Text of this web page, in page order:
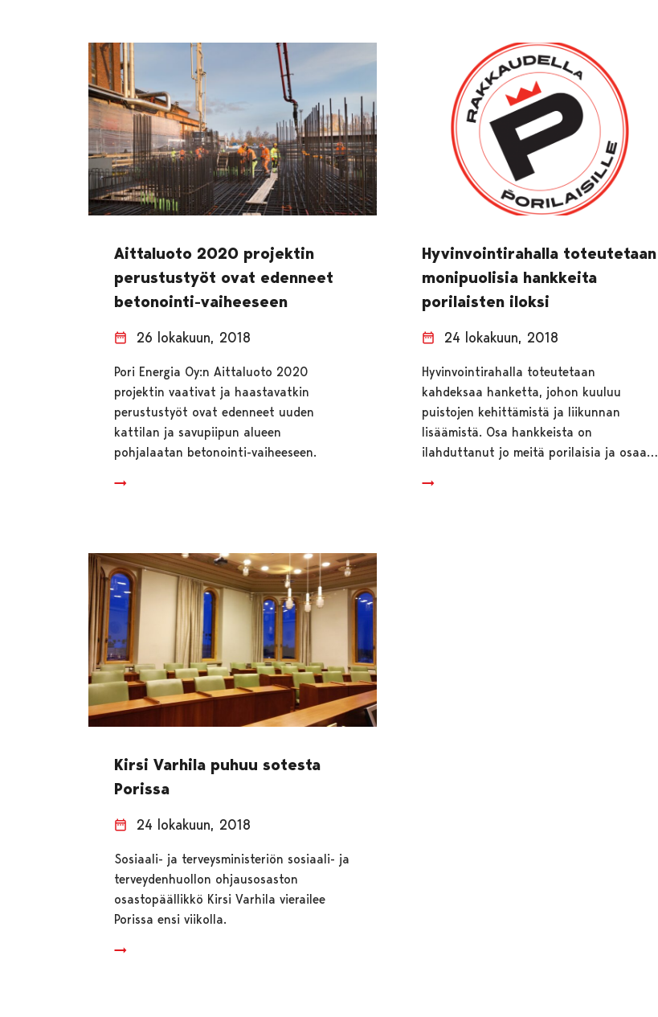
Aittaluoto 2020 projektin
perustustyöt ovat edenneet
betonointi-vaiheeseen
26 lokakuun, 2018
Pori Energia Oy:n Aittaluoto 2020
projektin vaativat ja haastavatkin
perustustyöt ovat edenneet uuden
kattilan ja savupiipun alueen
pohjalaatan betonointi-vaiheeseen.
Hyvinvointirahalla toteutetaan
monipuolisia hankkeita
porilaisten iloksi
24 lokakuun, 2018
Hyvinvointirahalla toteutetaan
kahdeksaa hanketta, johon kuuluu
puistojen kehittämistä ja liikunnan
lisäämistä. Osa hankkeista on
ilahduttanut jo meitä porilaisia ja osaa…
Kirsi Varhila puhuu sotesta
Porissa
24 lokakuun, 2018
Sosiaali- ja terveysministeriön sosiaali- ja
terveydenhuollon ohjausosaston
osastopäällikkö Kirsi Varhila vierailee
Porissa ensi viikolla.